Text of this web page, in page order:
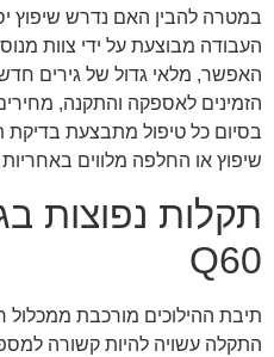
במטרה להבין האם נדרש שיפוץ
העבודה מבוצעת על ידי צוות
האפשר, מלאי גדול של גירים
הזמינים לאספקה והתקנה,
בסיום כל טיפול מתבצעת בדיקת
שיפוץ או החלפה מלווים
תקלות נפוצות
Q60
תיבת ההילוכים מורכבת ממכלול
התקלה עשויה להיות קשורה